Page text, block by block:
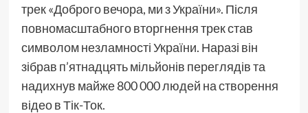
трек «Доброго вечора, ми з України». Після
повномасштабного вторгнення трек став
символом незламності України. Наразі він
зібрав п’ятнадцять мільйонів переглядів та
надихнув майже 800 000 людей на створення
відео в Тік-Ток.